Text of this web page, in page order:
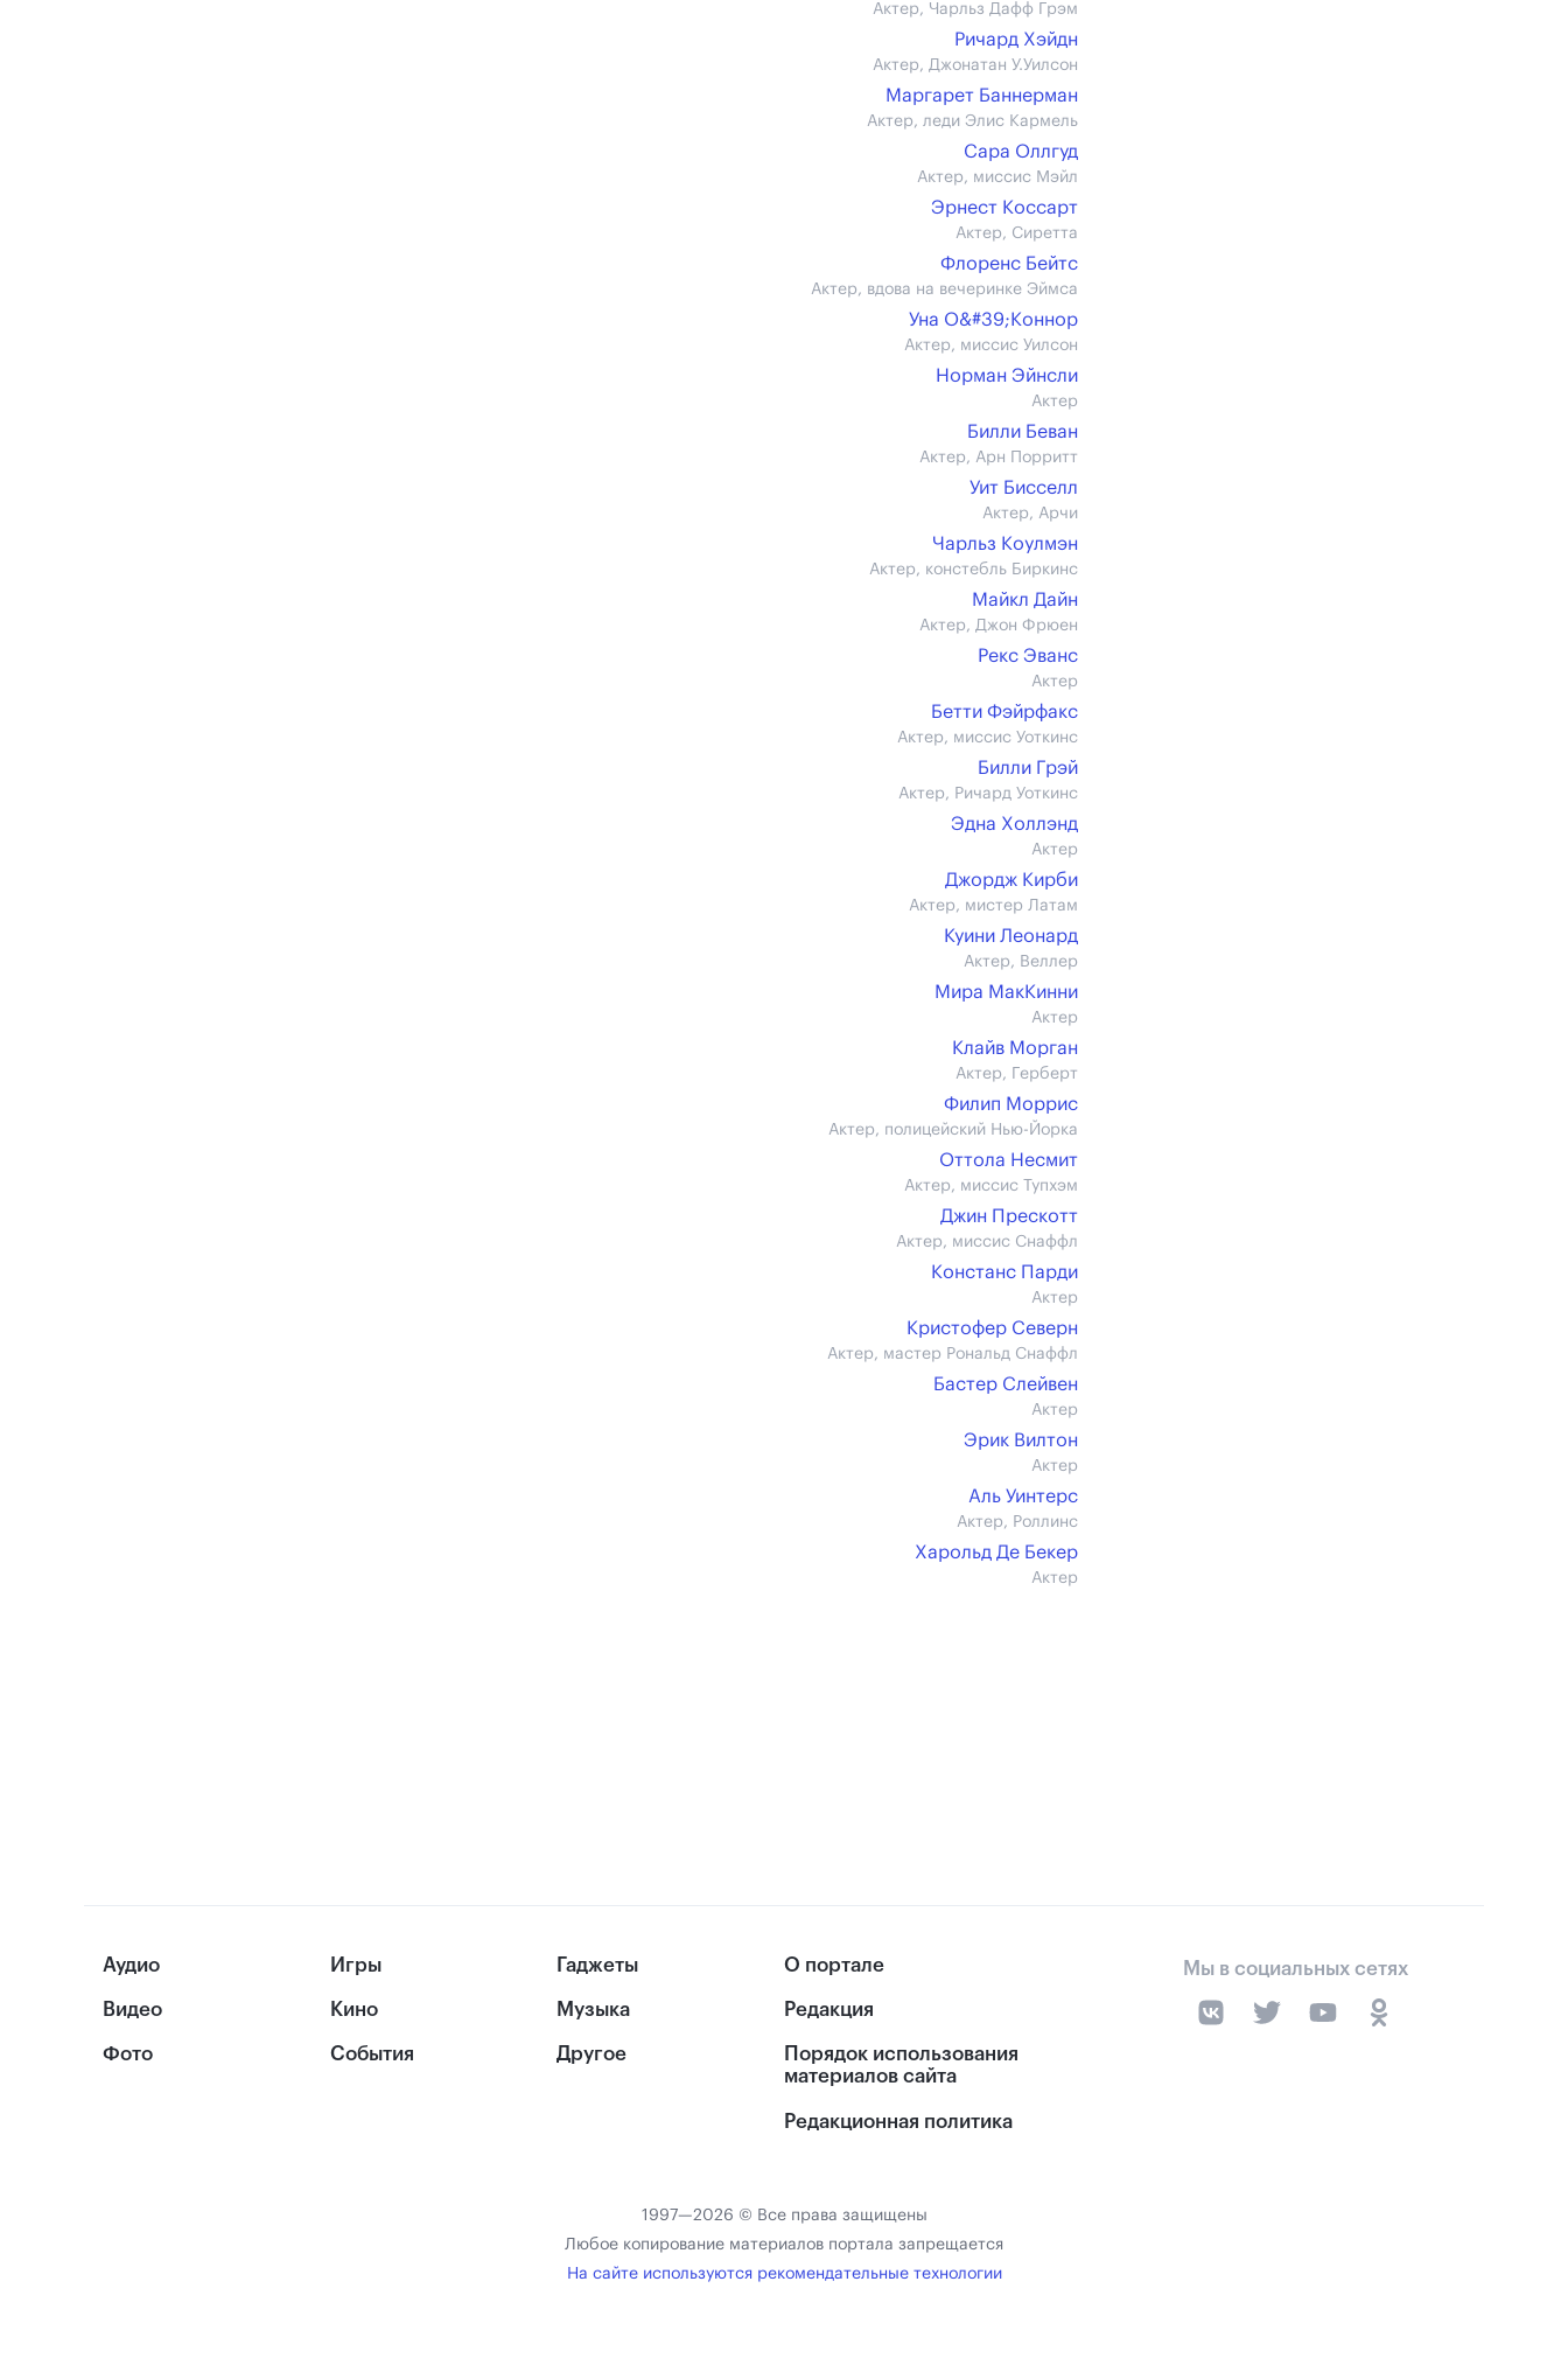
Актер, Чарльз Дафф Грэм
Ричард Хэйдн
Актер, Джонатан У.Уилсон
Маргарет Баннерман
Актер, леди Элис Кармель
Сара Оллгуд
Актер, миссис Мэйл
Эрнест Коссарт
Актер, Сиретта
Флоренс Бейтс
Актер, вдова на вечеринке Эймса
Уна О&#39;Коннор
Актер, миссис Уилсон
Норман Эйнсли
Актер
Билли Беван
Актер, Арн Порритт
Уит Бисселл
Актер, Арчи
Чарльз Коулмэн
Актер, констебль Биркинс
Майкл Дайн
Актер, Джон Фрюен
Рекс Эванс
Актер
Бетти Фэйрфакс
Актер, миссис Уоткинс
Билли Грэй
Актер, Ричард Уоткинс
Эдна Холлэнд
Актер
Джордж Кирби
Актер, мистер Латам
Куини Леонард
Актер, Веллер
Мира МакКинни
Актер
Клайв Морган
Актер, Герберт
Филип Моррис
Актер, полицейский Нью-Йорка
Оттола Несмит
Актер, миссис Тупхэм
Джин Прескотт
Актер, миссис Снаффл
Констанс Парди
Актер
Кристофер Северн
Актер, мастер Рональд Снаффл
Бастер Слейвен
Актер
Эрик Вилтон
Актер
Аль Уинтерс
Актер, Роллинс
Харольд Де Бекер
Актер
Аудио
Видео
Фото
Игры
Кино
События
Гаджеты
Музыка
Другое
О портале
Редакция
Порядок использования
материалов сайта
Редакционная политика
Мы в социальных сетях
1997—2026 © Все права защищены
Любое копирование материалов портала запрещается
На сайте используются рекомендательные технологии